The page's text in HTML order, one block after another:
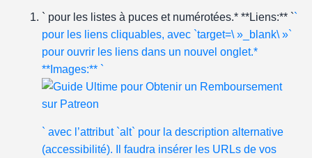
` pour les listes à puces et numérotées.* **Liens:** ``
pour les liens cliquables, avec `target=\ »_blank\ »`
pour ouvrir les liens dans un nouvel onglet.*
**Images:** `
` avec l’attribut `alt` pour la description alternative
(accessibilité). Il faudra insérer les URLs de vos